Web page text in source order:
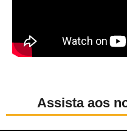
Assista aos